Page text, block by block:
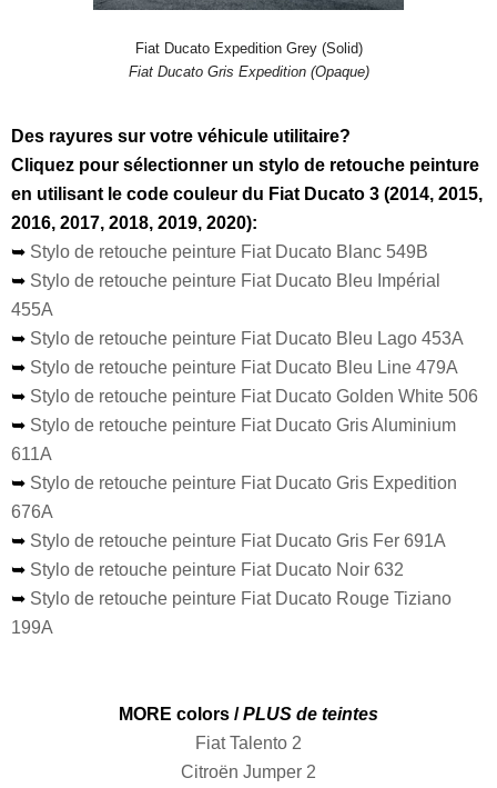
Fiat Ducato Expedition Grey (Solid)
Fiat Ducato Gris Expedition (Opaque)
Des rayures sur votre véhicule utilitaire?
Cliquez pour sélectionner un stylo de retouche peinture
en utilisant le code couleur du Fiat Ducato 3 (2014, 2015,
2016, 2017, 2018, 2019, 2020):
➥ Stylo de retouche peinture Fiat Ducato Blanc 549B
➥ Stylo de retouche peinture Fiat Ducato Bleu Impérial
455A
➥ Stylo de retouche peinture Fiat Ducato Bleu Lago 453A
➥ Stylo de retouche peinture Fiat Ducato Bleu Line 479A
➥ Stylo de retouche peinture Fiat Ducato Golden White 506
➥ Stylo de retouche peinture Fiat Ducato Gris Aluminium
611A
➥ Stylo de retouche peinture Fiat Ducato Gris Expedition
676A
➥ Stylo de retouche peinture Fiat Ducato Gris Fer 691A
➥ Stylo de retouche peinture Fiat Ducato Noir 632
➥ Stylo de retouche peinture Fiat Ducato Rouge Tiziano
199A
MORE colors /PLUS de teintes
Fiat Talento 2
Citroën Jumper 2